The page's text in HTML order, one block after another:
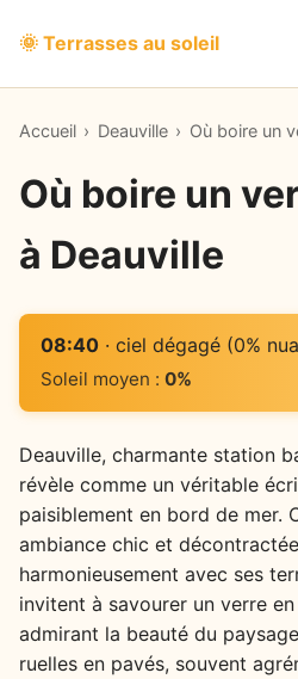
🌞 Terrasses au soleil
Accueil › Deauville › Où boire un
Où boire un
à Deauville
08:40· ciel dégagé (0%
Soleil moyen : 0%
Deauville, charmante station
révèle comme un véritable
paisiblement en bord de mer.
ambiance chic et
harmonieusement avec ses
invitent à savourer un verre
admirant la beauté du
ruelles en pavés, souvent